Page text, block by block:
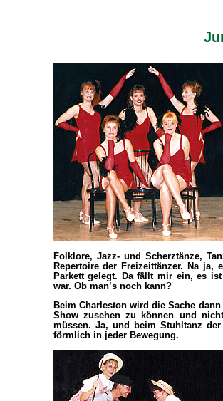
Folklore, Jazz- und Scherztänze,
Repertoire der Freizeittänzer. Na
Parkett gelegt. Da fällt mir ein, es
war. Ob man’s noch kann?
Beim Charleston wird die Sache
Show zusehen zu können und
müssen. Ja, und beim Stuhltanz
förmlich in jeder Bewegung.